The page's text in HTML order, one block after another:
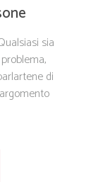
e lesia
di